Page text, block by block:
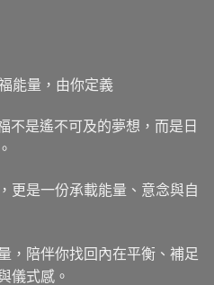
能量，由你定義
不是遙不可及的夢想，而是日
更是一份承載能量、意念與自
，陪伴你找回內在平衡、補足
儀式感。